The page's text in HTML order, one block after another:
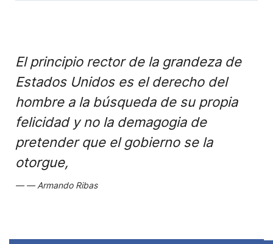
El principio rector de la grandeza de
Estados Unidos es el derecho del
hombre a la búsqueda de su propia
felicidad y no la demagogia de
pretender que el gobierno se la
otorgue,
Armando Ribas